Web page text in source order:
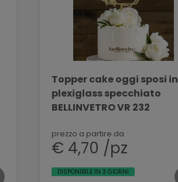
Topper cake oggi sposi in
plexiglass specchiato
BELLINVETRO VR 232
prezzo a partire da
€ 4,70 /pz
DISPONIBILE IN 3 GIORNI